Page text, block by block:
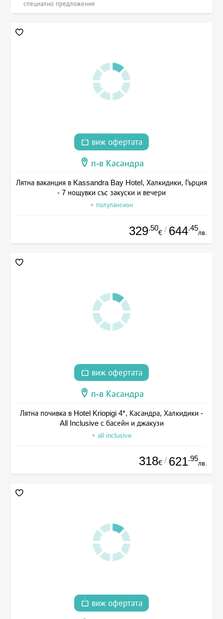
специално предложение
виж офертата
п-в Касандра
Лятна ваканция в Kassandra Bay Hotel, Халкидики, Гърция
- 7 нощувки със закуски и вечери
+ полупансион
329.50
€ / 644.45
лв.
виж офертата
п-в Касандра
Лятна почивка в Hotel Kriopigi 4*, Касандра, Халкидики -
All Inclusive с басейн и джакузи
+ all inclusive
318€ / 621.95
лв.
виж офертата